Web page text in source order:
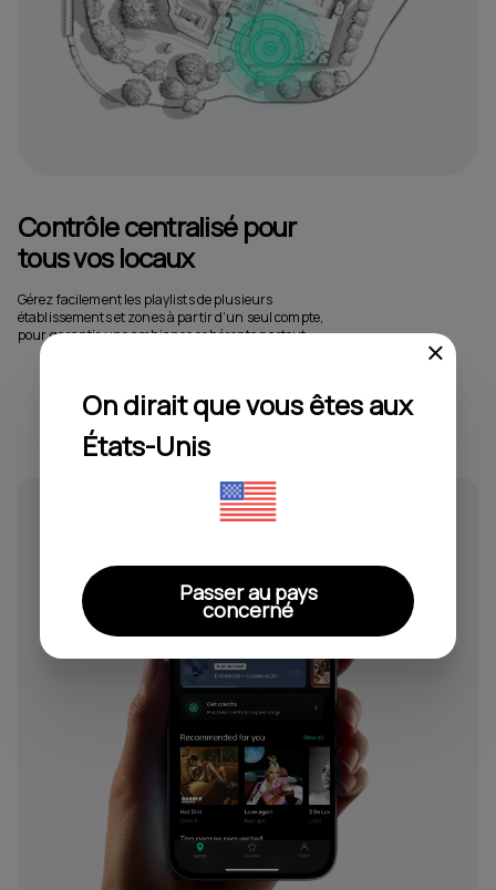
Contrôle centralisé pour
tous vos locaux
Gérez facilement les playlists de plusieurs
établissements et zones à partir d’un seul compte,
pour garantir une ambiance cohérente partout.
On dirait que vous êtes aux
États-Unis
Passer au pays
concerné